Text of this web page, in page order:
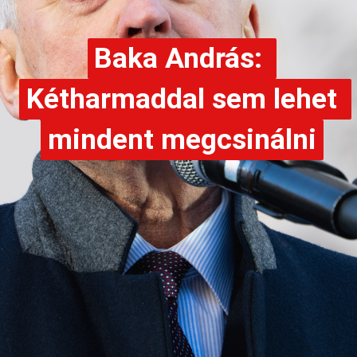
Baka András:
Kétharmaddal sem lehet
mindent megcsinálni
Baka András:
Kétharmaddal sem lehet
mindent megcsinálni